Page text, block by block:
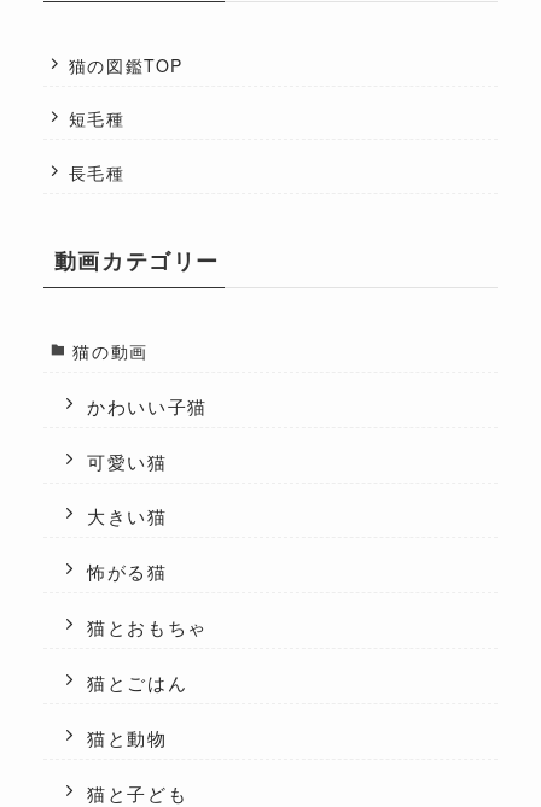
猫の図鑑TOP
短毛種
長毛種
動画カテゴリー
猫の動画
かわいい子猫
可愛い猫
大きい猫
怖がる猫
猫とおもちゃ
猫とごはん
猫と動物
猫と子ども